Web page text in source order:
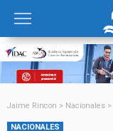
Jaime Rincon > Nacionales >
NACIONALES